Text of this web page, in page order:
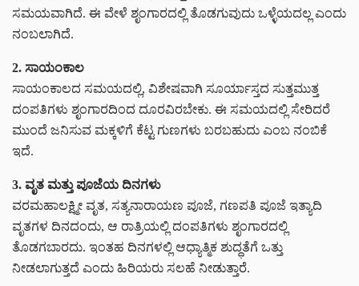
ಸಮಯವಾಗಿದೆ. ಈ ವೇಳೆ ಶೃಂಗಾರದಲ್ಲಿ ತೊಡಗುವುದು ಒಳ್ಳೆಯದಲ್ಲ ಎಂದು
ನಂಬಲಾಗಿದೆ.
2. ಸಾಯಂಕಾಲ
ಸಾಯಂಕಾಲದ ಸಮಯದಲ್ಲಿ, ವಿಶೇಷವಾಗಿ ಸೂರ್ಯಾಸ್ತದ ಸುತ್ತಮುತ್ತ
ದಂಪತಿಗಳು ಶೃಂಗಾರದಿಂದ ದೂರವಿರಬೇಕು. ಈ ಸಮಯದಲ್ಲಿ ಸೇರಿದರೆ
ಮುಂದೆ ಜನಿಸುವ ಮಕ್ಕಳಿಗೆ ಕೆಟ್ಟ ಗುಣಗಳು ಬರಬಹುದು ಎಂಬ ನಂಬಿಕೆ
ಇದೆ.
3. ವೃತ ಮತ್ತು ಪೂಜೆಯ ದಿನಗಳು
ವರಮಹಾಲಕ್ಷ್ಮೀ ವೃತ, ಸತ್ಯನಾರಾಯಣ ಪೂಜೆ, ಗಣಪತಿ ಪೂಜೆ ಇತ್ಯಾದಿ
ವೃತಗಳ ದಿನದಂದು, ಆ ರಾತ್ರಿಯಲ್ಲಿ ದಂಪತಿಗಳು ಶೃಂಗಾರದಲ್ಲಿ
ತೊಡಗಬಾರದು. ಇಂತಹ ದಿನಗಳಲ್ಲಿ ಆಧ್ಯಾತ್ಮಿಕ ಶುದ್ಧತೆಗೆ ಒತ್ತು
ನೀಡಲಾಗುತ್ತದೆ ಎಂದು ಹಿರಿಯರು ಸಲಹೆ ನೀಡುತ್ತಾರೆ.